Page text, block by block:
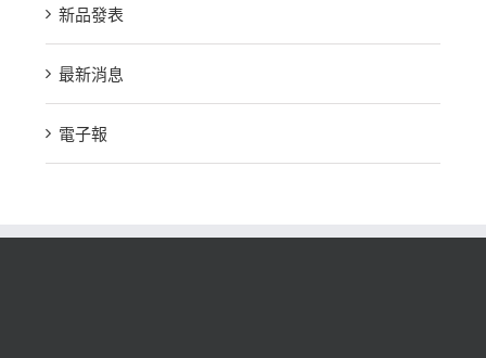
新品發表
最新消息
電子報